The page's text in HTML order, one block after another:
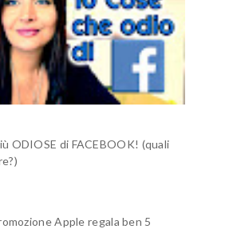
ODIOSE di FACEBOOK! (quali
Apple regala ben 5